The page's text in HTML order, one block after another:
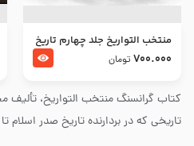
کتاب گرانسنگ منتخب التواريخ، تألیف
تاریخی که در بردارنده تاریخ صدر
منتخب التواریخ جلد چهارم تاریخ
امام زین العابدین و امام محمد
700.000 تومان